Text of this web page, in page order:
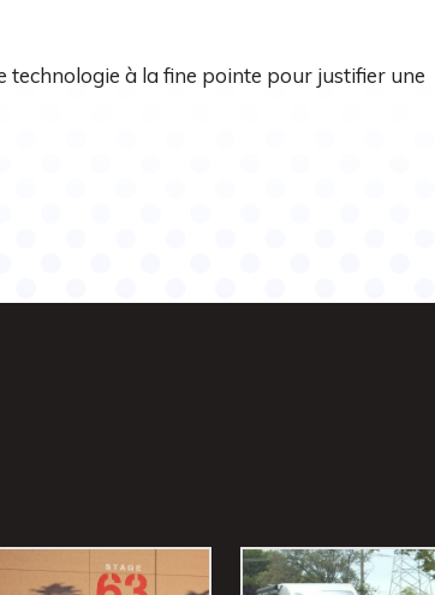
technologie à la fine pointe pour justifier une